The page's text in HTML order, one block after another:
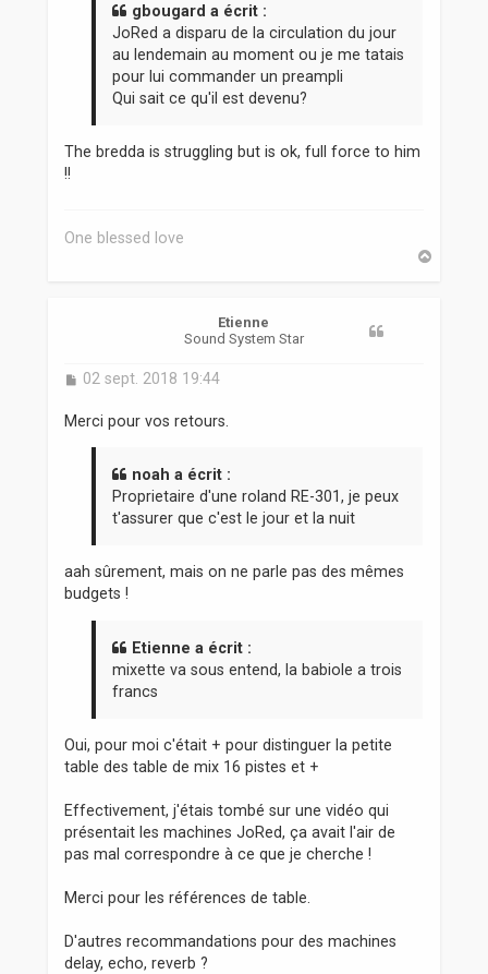
gbougard a écrit :
JoRed a disparu de la circulation du jour
au lendemain au moment ou je me tatais
pour lui commander un preampli
Qui sait ce qu'il est devenu?
The bredda is struggling but is ok, full force to him
!!
One blessed love
Etienne
Sound System Star
M
s
02 sept. 2018 19:44
Merci pour vos retours.
noah a écrit :
Proprietaire d'une roland RE-301, je peux
t'assurer que c'est le jour et la nuit
aah sûrement, mais on ne parle pas des mêmes
budgets !
Etienne a écrit :
mixette va sous entend, la babiole a trois
francs
Oui, pour moi c'était + pour distinguer la petite
table des table de mix 16 pistes et +
Effectivement, j'étais tombé sur une vidéo qui
présentait les machines JoRed, ça avait l'air de
pas mal correspondre à ce que je cherche !
Merci pour les références de table.
D'autres recommandations pour des machines
delay, echo, reverb ?